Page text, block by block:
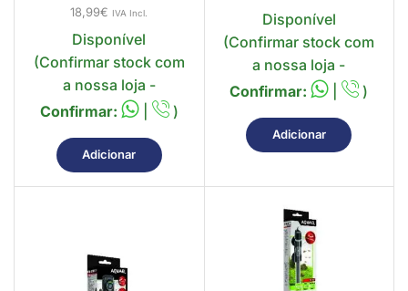
18,99€ IVA Incl.
Disponível
(Confirmar stock com
a nossa loja -
Confirmar:
| )
Adicionar
Disponível
(Confirmar stock com
a nossa loja -
Confirmar:
| )
Adicionar